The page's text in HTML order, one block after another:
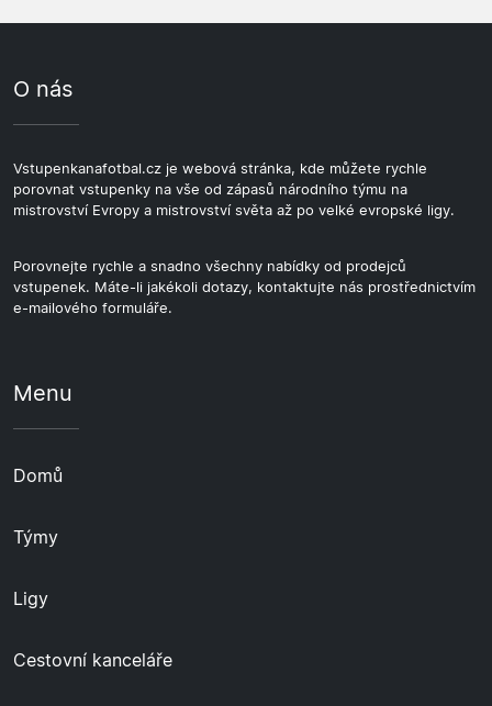
O nás
Vstupenkanafotbal.cz je webová stránka, kde můžete rychle
porovnat vstupenky na vše od zápasů národního týmu na
mistrovství Evropy a mistrovství světa až po velké evropské ligy.
Porovnejte rychle a snadno všechny nabídky od prodejců
vstupenek. Máte-li jakékoli dotazy, kontaktujte nás prostřednictvím
e-mailového formuláře.
Menu
Domů
Týmy
Ligy
Cestovní kanceláře